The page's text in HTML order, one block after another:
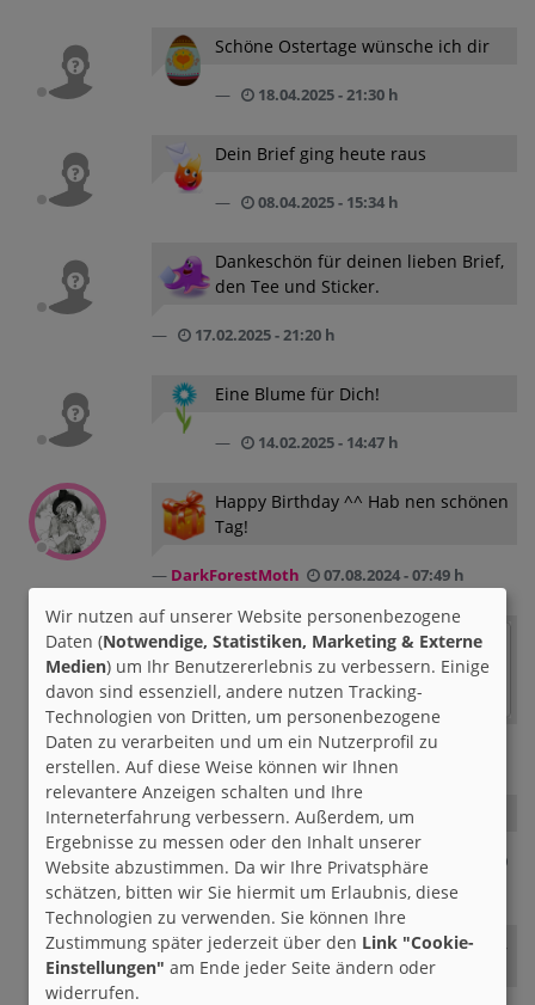
Schöne Ostertage wünsche ich dir
18.04.2025 - 21:30 h
Dein Brief ging heute raus
08.04.2025 - 15:34 h
Dankeschön für deinen lieben Brief,
den Tee und Sticker.
17.02.2025 - 21:20 h
Eine Blume für Dich!
14.02.2025 - 14:47 h
Happy Birthday ^^ Hab nen schönen
Tag!
DarkForestMoth 07.08.2024 - 07:49 h
brieffreunde.de 07.08.2024 - 00:30 h
Du bist mein Sonnenschein.
dirkchristoph93
30.06.2024 - 00:49
h
Du auch ^^ Heute ist so ein schöner,
sonniger Tag ^^
Wir nutzen auf unserer Website personenbezogene
Daten (Notwendige, Statistiken, Marketing & Externe
Medien) um Ihr Benutzererlebnis zu verbessern. Einige
davon sind essenziell, andere nutzen Tracking-
Technologien von Dritten, um personenbezogene
Daten zu verarbeiten und um ein Nutzerprofil zu
erstellen. Auf diese Weise können wir Ihnen
relevantere Anzeigen schalten und Ihre
Interneterfahrung verbessern. Außerdem, um
Ergebnisse zu messen oder den Inhalt unserer
Website abzustimmen. Da wir Ihre Privatsphäre
schätzen, bitten wir Sie hiermit um Erlaubnis, diese
Technologien zu verwenden. Sie können Ihre
Zustimmung später jederzeit über den Link "Cookie-
Einstellungen" am Ende jeder Seite ändern oder
widerrufen.